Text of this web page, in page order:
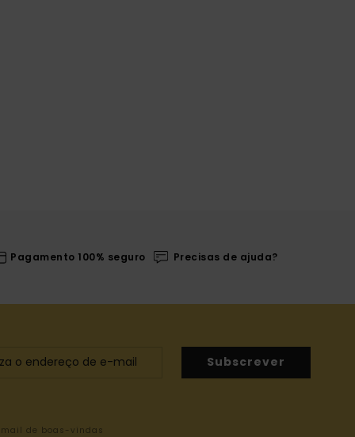
Pagamento 100% seguro Precisas de ajuda?
Subscrever
de boas-vindas